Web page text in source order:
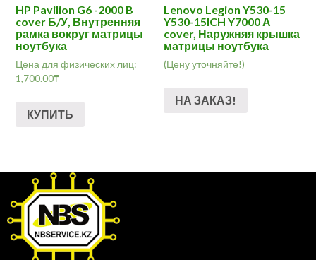
HP Pavilion G6 -2000 B
cover Б/У, Внутренняя
рамка вокруг матрицы
ноутбука
Цена для физических лиц:
1,700.00₸
КУПИТЬ
Lenovo Legion Y530-15
Y530-15ICH Y7000 А
cover, Наружняя крышка
матрицы ноутбука
(Цену уточняйте!)
НА ЗАКАЗ!